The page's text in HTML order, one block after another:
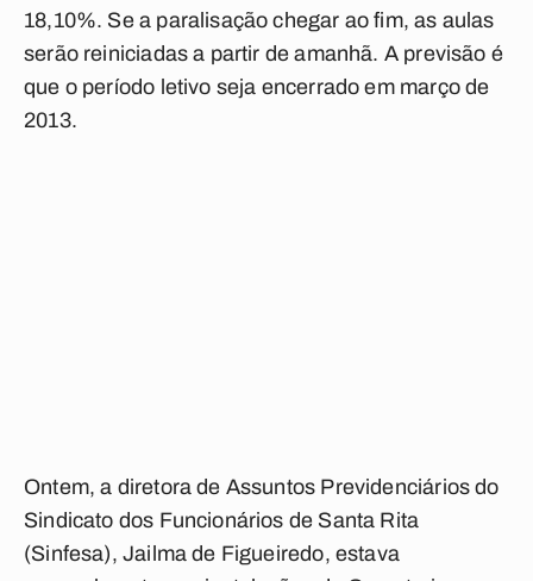
18,10%. Se a paralisação chegar ao fim, as aulas
serão reiniciadas a partir de amanhã. A previsão é
que o período letivo seja encerrado em março de
2013.
Ontem, a diretora de Assuntos Previdenciários do
Sindicato dos Funcionários de Santa Rita
(Sinfesa), Jailma de Figueiredo, estava